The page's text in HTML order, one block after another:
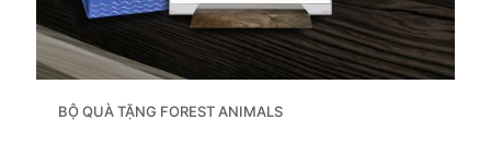
BỘ QUÀ TẶNG FOREST ANIMALS